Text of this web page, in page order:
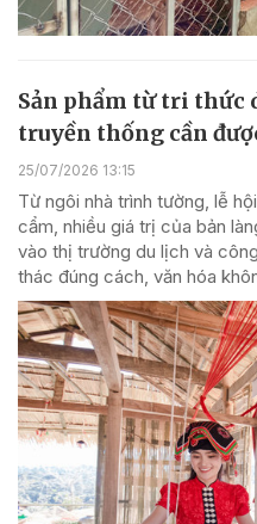
Sản phẩm từ tri thức
truyền thống cần
25/07/2026 13:15
Từ ngôi nhà trình tường, lễ
cẩm, nhiều giá trị của bản
vào thị trường du lịch và
thác đúng cách, văn hóa